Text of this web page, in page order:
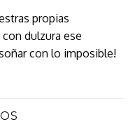
propias
dulzura ese
con lo imposible!